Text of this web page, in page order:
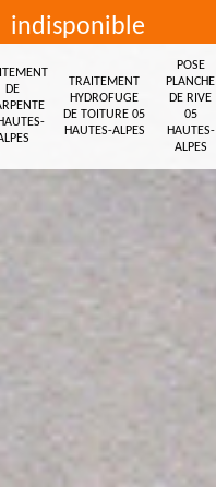
indisponible
DE
TRAITEMENT
HYDROFUGE
DE TOITURE 05
HAUTES-ALPES
POSE
PLANCHE
DE RIVE
05
HAUTES-
ALPES